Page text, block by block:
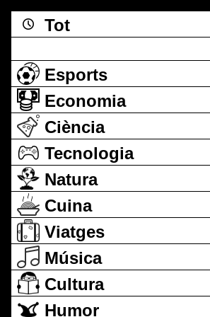
Tot
Esports
Economia
Ciència
Tecnologia
Natura
Cuina
Viatges
Música
Cultura
Humor